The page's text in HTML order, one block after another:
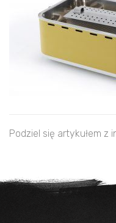
Podziel się artykułem z